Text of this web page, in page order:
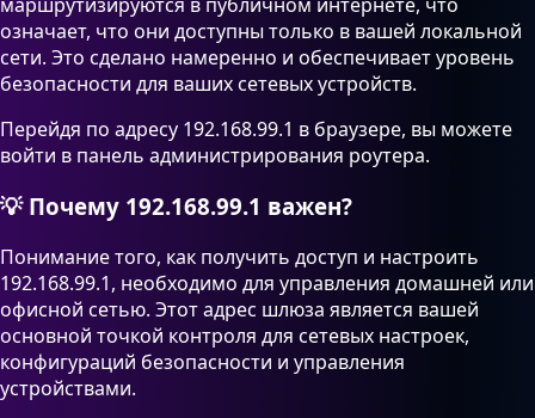
означает, что они доступны только в вашей локальной
сети. Это сделано намеренно и обеспечивает уровень
безопасности для ваших сетевых устройств.
Перейдя по адресу 192.168.99.1 в браузере, вы можете
войти в панель администрирования роутера.
💡Почему 192.168.99.1 важен?
Понимание того, как получить доступ и настроить
192.168.99.1, необходимо для управления домашней или
офисной сетью. Этот адрес шлюза является вашей
основной точкой контроля для сетевых настроек,
конфигураций безопасности и управления
устройствами.